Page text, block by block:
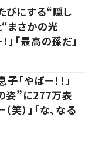
びにする“隠し
“まさかの光
「最高の孫だ」
「やばー！！」
姿”に277万表
笑）」「な、なる